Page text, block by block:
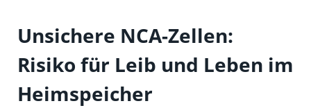
Unsichere NCA-Zellen:
Risiko für Leib und Leben im
Heimspeicher